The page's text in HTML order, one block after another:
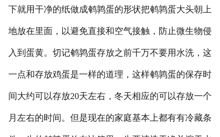
下就用干净的纸做成鹌鹑蛋的形状把鹌鹑蛋大头朝上
地放在里面，以避免直接和空气接触，防止微生物侵
入到蛋黄。切记鹌鹑蛋存放之前千万不要用水洗，这
一点和存放鸡蛋是一样的道理，这样鹌鹑蛋的保存时
间大约可以存放20天左右，冬天相应的可以存放一个
月左右的时间。但是现在的家庭基本上都有有冷藏条